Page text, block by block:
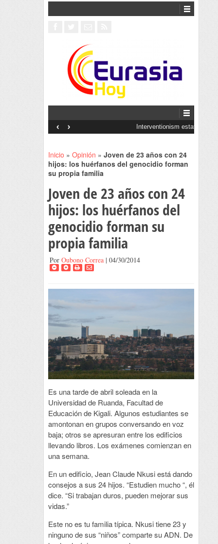
Interventionism estatal
‹ ›
Inicio » Opinión » Joven de 23 años con 24
hijos: los huérfanos del genocidio forman
su propia familia
Joven de 23 años con 24
hijos: los huérfanos del
genocidio forman su
propia familia
Por Oubono Correa| 04/30/2014
Es una tarde de abril soleada en la
Universidad de Ruanda, Facultad de
Educación de Kigali. Algunos estudiantes se
amontonan en grupos conversando en voz
baja; otros se apresuran entre los edificios
llevando libros. Los exámenes comienzan en
una semana.
En un edificio, Jean Claude Nkusi está dando
consejos a sus 24 hijos. “Estudien mucho “, él
dice. “Si trabajan duros, pueden mejorar sus
vidas.”
Este no es tu familia típica. Nkusi tiene 23 y
ninguno de sus “niños” comparte su ADN. De